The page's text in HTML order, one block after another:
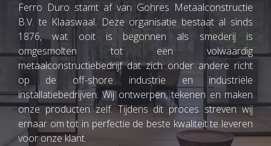
Ferro Duro stamt af van Gohres Metaalconstructie
B.V. te Klaaswaal. Deze organisatie bestaat al sinds
1876, wat ooit is begonnen als smederij is
omgesmolten tot een volwaardig
metaalconstructiebedrijf dat zich onder andere richt
op de off-shore industrie en industriële
installatiebedrijven. Wij ontwerpen, tekenen en maken
onze producten zelf. Tijdens dit proces streven wij
ernaar om tot in perfectie de beste kwaliteit te leveren
voor onze klant.